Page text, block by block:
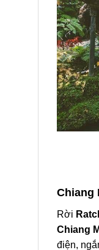
Chiang
Rời
Chiang
điện,